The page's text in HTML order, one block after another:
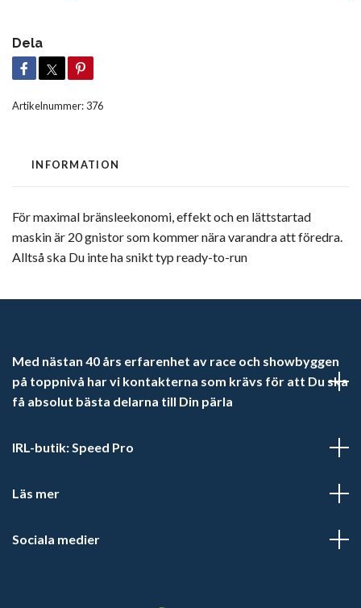
Dela
Artikelnummer: 376
INFORMATION
För maximal bränsleekonomi, effekt och en lättstartad
maskin är 20 gnistor som kommer nära varandra att föredra.
Alltså ska Du inte ha snikt typ ready-to-run
Med nästan 40 års erfarenhet av race och showbyggen
på toppnivå har vi kontakterna som krävs för att Du ska
få absolut bästa delarna till Din pärla
IRL-butik: Speed Pro
Läs mer
Sociala medier